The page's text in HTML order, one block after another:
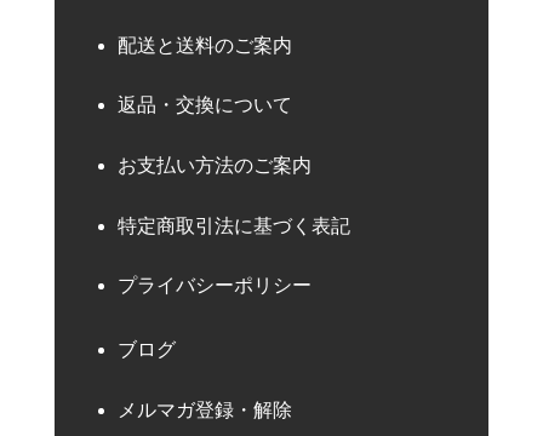
配送と送料のご案内
返品・交換について
お支払い方法のご案内
特定商取引法に基づく表記
プライバシーポリシー
ブログ
メルマガ登録・解除